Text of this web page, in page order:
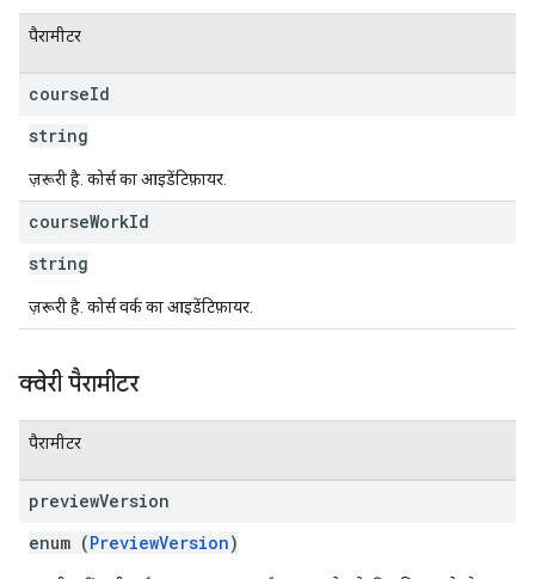
पैरामीटर
courseId
string
ज़रूरी है. कोर्स का आइडेंटिफ़ायर.
courseWorkId
string
ज़रूरी है. कोर्स वर्क का आइडेंटिफ़ायर.
क्वेरी पैरामीटर
पैरामीटर
previewVersion
enum (PreviewVersion)